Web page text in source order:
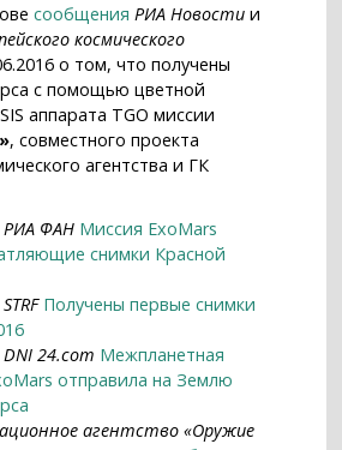
сообщения РИА Новости и
космического
о том, что получены
с помощью цветной
аппарата TGO миссии
, совместного проекта
агентства и ГК
ФАН Миссия ExoMars
снимки Красной
Получены первые снимки
24.com Межпланетная
отправила на Землю
агентство «Оружие